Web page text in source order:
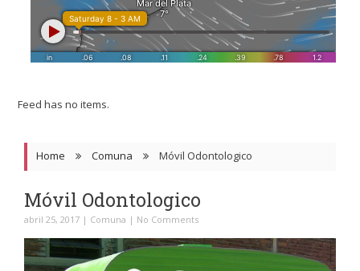
Feed has no items.
Home Comuna Móvil Odontologico
Móvil Odontologico
abril 25, 2017 | Comuna | No Comments